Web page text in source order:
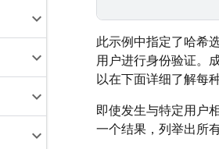
此示例中指定了哈希
用户进行身份验证。
以在下面详细了解每
即使发生与特定用户
一个结果，列举出所